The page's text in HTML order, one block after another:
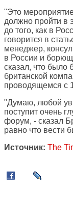
"Это
должно пройти в
до того, как в
говорится в
менеджер,
в России и
сказал, что было
британской
проводящемся с
"Думаю, любой
поступит очень
форум, - сказал
равно что вести
Источник: The